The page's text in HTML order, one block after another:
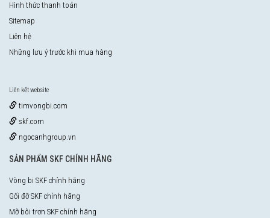
Hình thức thanh toán
Sitemap
Liên hệ
Những lưu ý trước khi mua hàng
Liên kết website
timvongbi.com
skf.com
ngocanhgroup.vn
SẢN PHẨM SKF CHÍNH HÃNG
Vòng bi SKF chính hãng
Gối đỡ SKF chính hãng
Mỡ bôi trơn SKF chính hãng